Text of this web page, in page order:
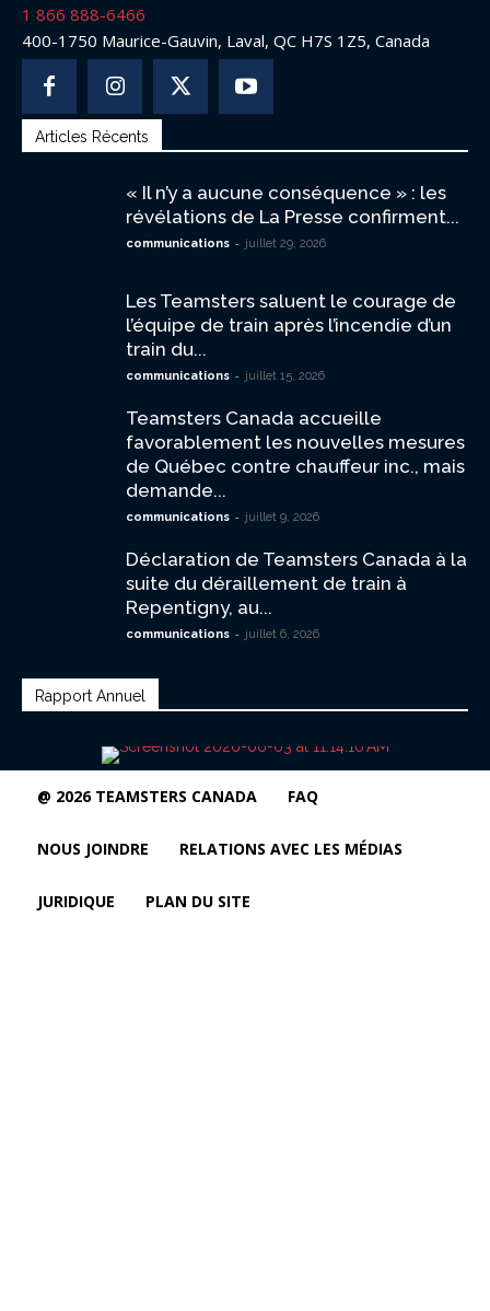
1 866 888-6466
400-1750 Maurice-Gauvin, Laval, QC H7S 1Z5, Canada
Articles Récents
« Il n’y a aucune conséquence » : les
révélations de La Presse confirment...
communications - juillet 29, 2026
Les Teamsters saluent le courage de
l’équipe de train après l’incendie d’un
train du...
communications - juillet 15, 2026
Teamsters Canada accueille
favorablement les nouvelles mesures
de Québec contre chauffeur inc., mais
demande...
communications - juillet 9, 2026
Déclaration de Teamsters Canada à la
suite du déraillement de train à
Repentigny, au...
communications - juillet 6, 2026
Rapport Annuel
@ 2026 TEAMSTERS CANADA FAQ
NOUS JOINDRE RELATIONS AVEC LES MÉDIAS
JURIDIQUE PLAN DU SITE